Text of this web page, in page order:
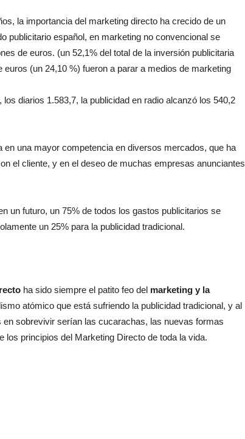
la importancia del marketing directo ha crecido de un
publicitario español, en marketing no convencional se
de euros. (un 52,1% del total de la inversión publicitaria
(un 24,10 %) fueron a parar a medios de marketing
diarios 1.583,7, la publicidad en radio alcanzó los 540,2
una mayor competencia en diversos mercados, que ha
el cliente, y en el deseo de muchas empresas anunciantes
un futuro, un 75% de todos los gastos publicitarios se
un 25% para la publicidad tradicional.
ha sido siempre el patito feo del marketing y la
atómico que está sufriendo la publicidad tradicional, y al
sobrevivir serían las cucarachas, las nuevas formas
principios del Marketing Directo de toda la vida.